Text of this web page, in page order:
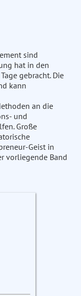
sind
hat in den
gebracht. Die
kann
an die
und
Große
Geist in
vorliegende Band